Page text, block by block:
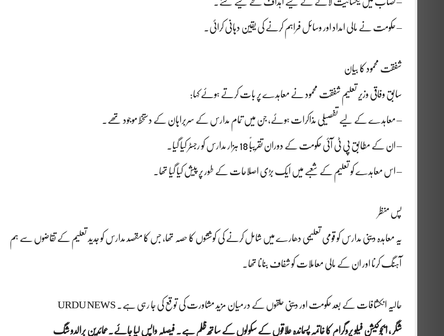
– نصاب میں یکسانیت لانے کے لیے اہداف طے کیے گئے۔
– حکومت نے مالی امداد اور وسائل فراہم کرنے کی یقین دہانی کرائی۔
شفقت محمود کا بیان
سابق وفاقی وزیر تعلیم شفقت محمود نے معاہدے پر بات کرتے ہوئے کہا:
– معاہدے کے لیے تفصیلی مذاکرات ہوئے، جن میں تمام مدارس کے سربراہان کے دستخط موجود تھے۔
– ان کے مطابق پی ٹی آئی حکومت کے دوران تقریباً 18 ہزار مدارس کو رجسٹر کیا گیا۔
– اس معاہدے کو تعلیم کے شعبے میں ایک بڑی اصلاحات کے طور پر پیش کیا گیا تھا۔
پس منظر
یہ معاہدہ دینی مدارس کو قومی تعلیمی دھارے میں شامل کرنے کی کوششوں کا حصہ تھا، جس کا مقصد مدارس کو جدید تعلیم کے تقاضوں سے ہم
آہنگ کرنا اور ان کے مالی معاملات کو شفاف بنانا تھا۔
حالیہ انکشافات کے بعد حکومت اور دینی حلقوں کے درمیان مزید مشاورت کی توقع کی جا رہی ہے۔ URDU NEWS
شگر ، ایجوکیشن فیلو پروگرام کا خاتمہ پسماندہ علاقوں کے سکولوں کے ساتھ ظلم ہے۔ فیصلہ واپس لیا جائے۔عمائدین برالدو شگ